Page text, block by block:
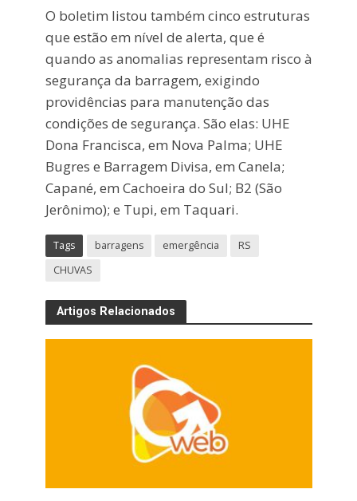
O boletim listou também cinco estruturas
que estão em nível de alerta, que é
quando as anomalias representam risco à
segurança da barragem, exigindo
providências para manutenção das
condições de segurança. São elas: UHE
Dona Francisca, em Nova Palma; UHE
Bugres e Barragem Divisa, em Canela;
Capané, em Cachoeira do Sul; B2 (São
Jerônimo); e Tupi, em Taquari.
Tags barragens emergência
RS
CHUVAS
Artigos Relacionados